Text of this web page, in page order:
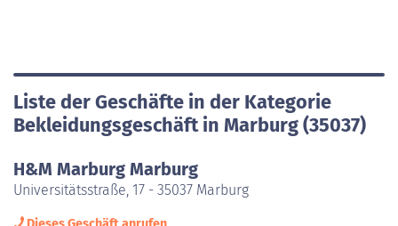
Liste der Geschäfte in der Kategorie
Bekleidungsgeschäft in Marburg (35037)
H&M Marburg Marburg
Universitätsstraße, 17 - 35037 Marburg